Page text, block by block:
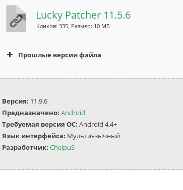
Lucky Patcher 11.5.6
Кликов: 335, Размер: 10 МБ
Прошлые версии файла
Кликов: 21, Размер: 9 МБ
Версия: 11.9.6
Предназначено: Android
Требуемая версия ОС: Android 4.4+
Язык интерфейса: Мультиязычный
Разработчик: ChelpuS